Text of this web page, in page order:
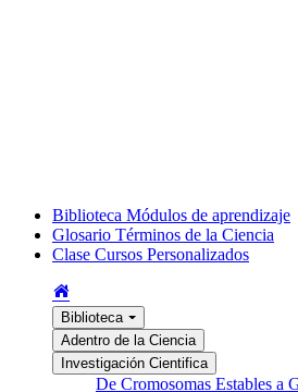
Biblioteca Módulos de aprendizaje
Glosario Términos de la Ciencia
Clase Cursos Personalizados
Biblioteca
Adentro de la Ciencia
Investigación Cientifica
De Cromosomas Estables a